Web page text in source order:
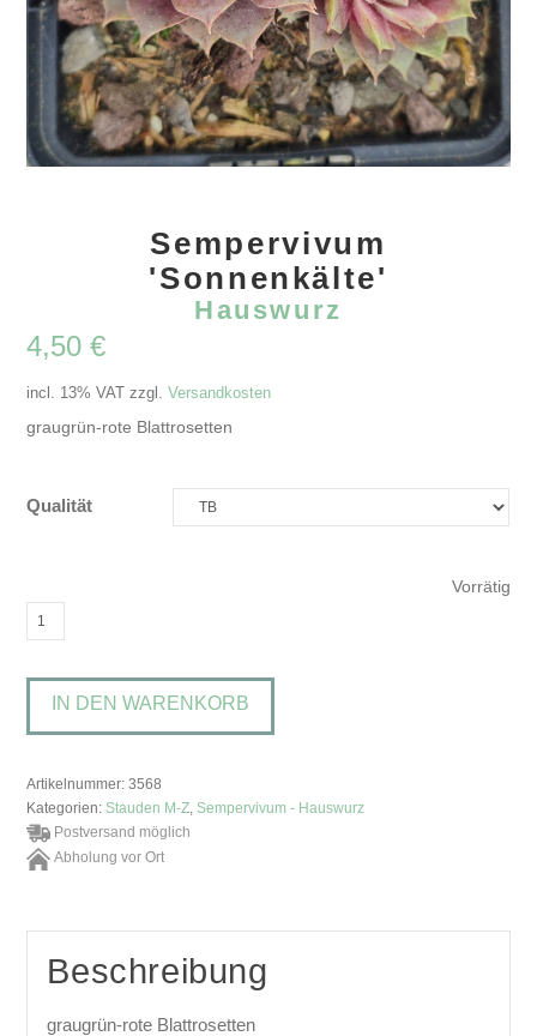
Sempervivum
'Sonnenkälte'
Hauswurz
4,50€
incl. 13% VAT zzgl.Versandkosten
graugrün-rote Blattrosetten
Qualität
Vorrätig
Sempervivum
Menge
IN DEN WARENKORB
Artikelnummer:3568
Kategorien: Stauden M-Z Sempervivum - Hauswurz
Postversand möglich
Abholung vor Ort
Beschreibung
graugrün-rote Blattrosetten